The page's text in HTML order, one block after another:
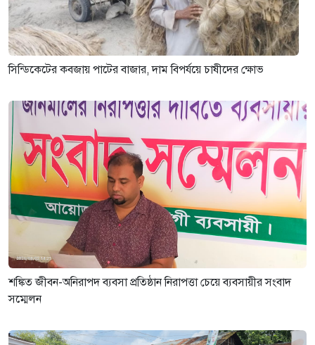
সিন্ডিকেটের কবজায় পাটের বাজার, দাম বিপর্যয়ে চাষীদের ক্ষোভ
শঙ্কিত জীবন-অনিরাপদ ব্যবসা প্রতিষ্ঠান নিরাপত্তা চেয়ে ব্যবসায়ীর সংবাদ
সম্মেলন